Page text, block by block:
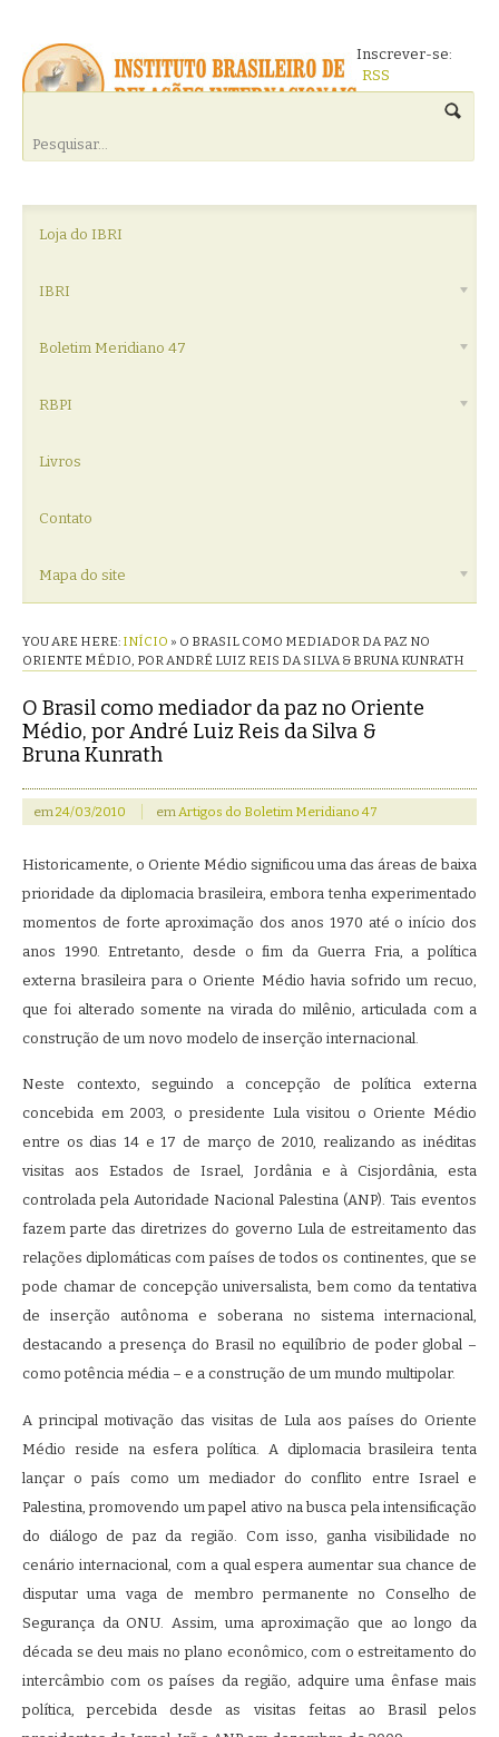
Inscrever-se:
RSS
Loja do IBRI
IBRI
Boletim Meridiano 47
RBPI
Livros
Contato
Mapa do site
YOU ARE HERE: INÍCIO » O BRASIL COMO MEDIADOR DA PAZ NO
ORIENTE MÉDIO, POR ANDRÉ LUIZ REIS DA SILVA & BRUNA KUNRATH
O Brasil como mediador da paz no Oriente
Médio, por André Luiz Reis da Silva &
Bruna Kunrath
em 24/03/2010 em Artigos do Boletim Meridiano 47
Historicamente, o Oriente Médio significou uma das áreas de baixa
prioridade da diplomacia brasileira, embora tenha experimentado
momentos de forte aproximação dos anos 1970 até o início dos
anos 1990. Entretanto, desde o fim da Guerra Fria, a política
externa brasileira para o Oriente Médio havia sofrido um recuo,
que foi alterado somente na virada do milênio, articulada com a
construção de um novo modelo de inserção internacional.
Neste contexto, seguindo a concepção de política externa
concebida em 2003, o presidente Lula visitou o Oriente Médio
entre os dias 14 e 17 de março de 2010, realizando as inéditas
visitas aos Estados de Israel, Jordânia e à Cisjordânia, esta
controlada pela Autoridade Nacional Palestina (ANP). Tais eventos
fazem parte das diretrizes do governo Lula de estreitamento das
relações diplomáticas com países de todos os continentes, que se
pode chamar de concepção universalista, bem como da tentativa
de inserção autônoma e soberana no sistema internacional,
destacando a presença do Brasil no equilíbrio de poder global –
como potência média – e a construção de um mundo multipolar.
A principal motivação das visitas de Lula aos países do Oriente
Médio reside na esfera política. A diplomacia brasileira tenta
lançar o país como um mediador do conflito entre Israel e
Palestina, promovendo um papel ativo na busca pela intensificação
do diálogo de paz da região. Com isso, ganha visibilidade no
cenário internacional, com a qual espera aumentar sua chance de
disputar uma vaga de membro permanente no Conselho de
Segurança da ONU. Assim, uma aproximação que ao longo da
década se deu mais no plano econômico, com o estreitamento do
intercâmbio com os países da região, adquire uma ênfase mais
política, percebida desde as visitas feitas ao Brasil pelos